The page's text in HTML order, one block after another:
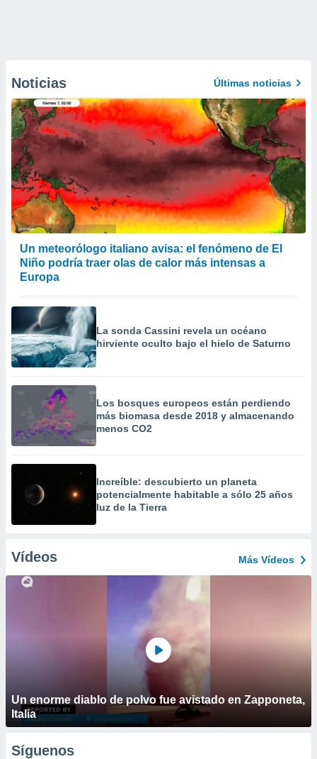
Noticias Últimas noticias
Un meteorólogo italiano avisa: el fenómeno de El
Niño podría traer olas de calor más intensas a
Europa
La sonda Cassini revela un océano
hirviente oculto bajo el hielo de Saturno
Los bosques europeos están perdiendo
más biomasa desde 2018 y almacenando
menos CO2
Increíble: descubierto un planeta
potencialmente habitable a sólo 25 años
luz de la Tierra
Vídeos Más Vídeos
Un enorme diablo de polvo fue avistado en Zapponeta,
Italia
Síguenos